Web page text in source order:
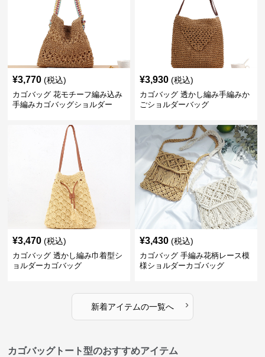
¥3,770 (税込)
カゴバッグ 花モチーフ編み込み
手編みカゴバッグショルダー
¥3,930 (税込)
カゴバッグ 透かし編み手編みか
ごショルダーバッグ
¥3,470 (税込)
カゴバッグ 透かし編み巾着型シ
ョルダーカゴバッグ
¥3,430 (税込)
カゴバッグ 手編み花柄レース模
様ショルダーカゴバッグ
新着アイテムの一覧へ ›
カゴバッグトート型のおすすめアイテム